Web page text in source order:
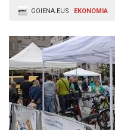
GOIENA.EUS EKONOMIA